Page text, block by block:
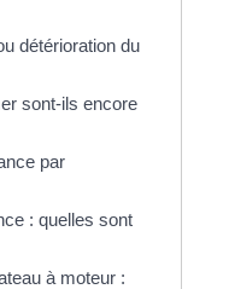
détérioration du
sont-ils encore
par
: quelles sont
à moteur :